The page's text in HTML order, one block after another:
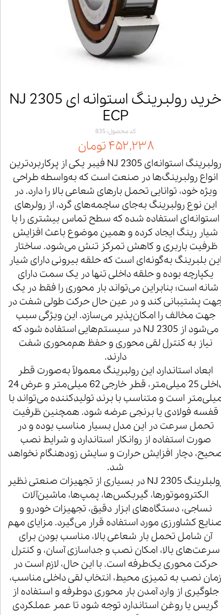
خرید رولبرینگ استوانه ای NJ 2305
ECP
کد محصول: 835
۴۵۲,۲۳۸ تومان
رولبرینگ استوانه‌ای NJ 2305 فیبر یکی از پرکاربردترین
انواع رولبرینگ‌ها در صنعت است که به‌واسطه طراحی
ویژه خود، توانایی تحمل بارهای شعاعی بالا را دارد. در
این نوع رولبرینگ به‌جای ساچمه‌های گرد، از رولرهای
استوانه‌ای استفاده شده که سطح تماس بیشتری را با
شیار رینگ ایجاد کرده و همین موضوع باعث افزایش
ظرفیت باربری و کاهش تمرکز تنش می‌شود. ساختار
بلبرینگ به‌گونه‌ای است که حلقه بیرونی دارای شیار
یکپارچه بوده و حلقه داخلی تنها در یک سمت دارای
شانه است؛ بنابراین می‌تواند بار محوری را فقط در یک
پشتیبانی کند و در عین حال حرکت طولی شفت در
جهت مخالف را امکان‌پذیر می‌سازد. این ویژگی سبب
می‌شود از NJ 2305 در سیستم‌هایی استفاده شود که
نیاز به کنترل لقی محوری و حفظ هم‌محوری شفت
دارند.
ابعاد استاندارد این رولبرینگ معمولاً به‌صورت قطر
داخلی 25 میلی‌متر، قطر خارجی 62 میلی‌متر و عرض 24
است و متناسب با برند تولیدکننده می‌تواند با
قفسه فولادی یا برنجی عرضه شود. همچنین ظرفیت
تحمل سرعت در این مدل بسیار مناسب بوده و در
صورت استفاده از روانکار استاندارد و شرایط نصب
دچار افزایش حرارت و سایش زودهنگام نخواهد
شد.
رولبلرینگ NJ 2305 در بسیاری از تجهیزات صنعتی نظیر
الکتروموتورها، گیربکس‌ها، پمپ‌ها، ماشین‌آلات
نساجی، دستگاه‌های ابزار دقیق، تجهیزات خودرو و
کشاورزی مورد استفاده قرار می‌گیرد. مزایای مهم
آن شامل تحمل بار شعاعی بالا، مناسب بودن برای
سرعت‌های بالا، امکان نصب و جداسازی آسان، و کنترل
حرکت محوری یک‌طرفه است. با این حال، لازم است در
زمان نصب به تمیزی محیط، انتخاب لقی داخلی مناسب،
جلوگیری از وارد آمدن بار محوری دوطرفه و استفاده از
گریس یا روغن استاندارد توجه شود تا عمر عملکردی